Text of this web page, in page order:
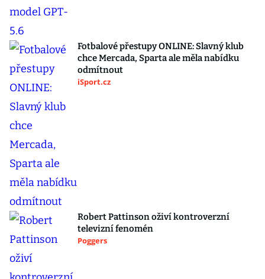
Fotbalové přestupy ONLINE: Slavný klub
chce Mercada, Sparta ale měla nabídku
odmítnout
iSport.cz
Robert Pattinson oživí kontroverzní
televizní fenomén
Poggers